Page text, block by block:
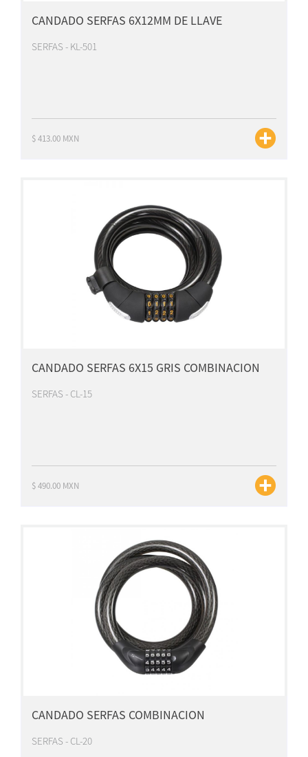
CANDADO SERFAS 6X12MM DE LLAVE
SERFAS - KL-501
$ 413.00 MXN
CANDADO SERFAS 6X15 GRIS COMBINACION
SERFAS - CL-15
$ 490.00 MXN
CANDADO SERFAS COMBINACION
SERFAS - CL-20